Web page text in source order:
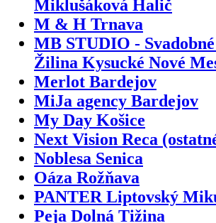
Miklušáková Halič
M & H Trnava
MB STUDIO -
Žilina Kysucké Nové
Merlot Bardejov
MiJa agency Bardejov
My Day Košice
Next Vision Reca
Noblesa Senica
Oáza Rožňava
PANTER Liptovský
Peja Dolná Tižina